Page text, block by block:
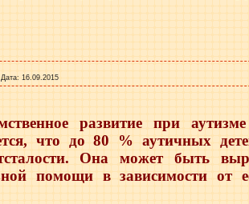
Дата: 16.09.2015
развитие при
что до 80 % аутичных
Она может быть
помощи в зависимости от